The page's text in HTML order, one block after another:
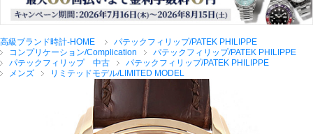
ブランドから探す
高級ブランド時計-HOME
パテックフィリップ/PATEK PHILIPPE
コンプリケーション/Complication
パテックフィリップ/PATEK PHILIPPE
パテックフィリップ 中古
パテックフィリップ/PATEK PHILIPPE
メンズ
リミテッドモデル/LIMITED MODEL